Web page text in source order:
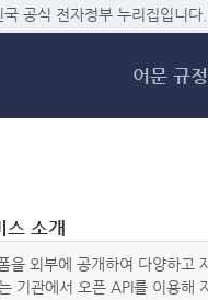
메
공식 전자정부 누리집입니다.
어문 규정
스 소개
을 외부에 공개하여 다양하
기관에서 오픈 API를 이용해